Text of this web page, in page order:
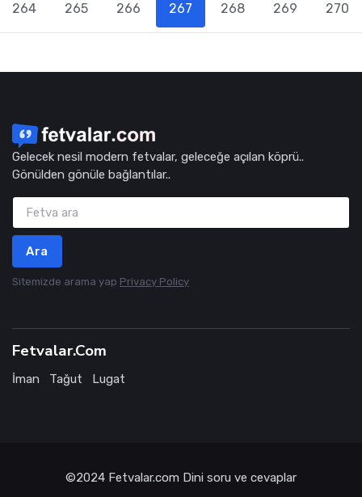
264 265 266 267 268 269 270
Gelecek nesil modern fetvalar, geleceğe açılan köprü..
Gönülden gönüle bağlantılar..
Ara
Sitemizde arama yap Privacy Policy
Fetvalar.Com
İman Tağut Lugat
©2024 Fetvalar.com Dini soru ve cevaplar